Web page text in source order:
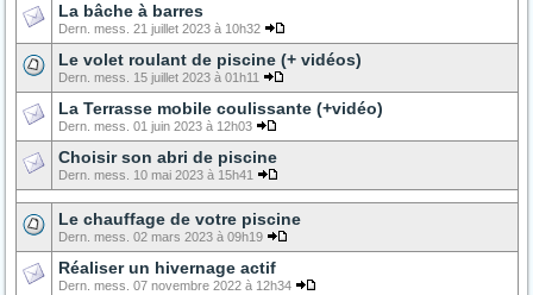
La bâche à barres
Dern. mess. 21 juillet 2023 à 10h32
Le volet roulant de piscine (+ vidéos)
Dern. mess. 15 juillet 2023 à 01h11
La Terrasse mobile coulissante (+vidéo)
Dern. mess. 01 juin 2023 à 12h03
Choisir son abri de piscine
Dern. mess. 10 mai 2023 à 15h41
Le chauffage de votre piscine
Dern. mess. 02 mars 2023 à 09h19
Réaliser un hivernage actif
Dern. mess. 07 novembre 2022 à 12h34